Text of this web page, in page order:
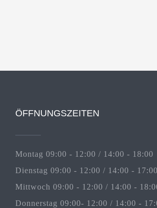
ÖFFNUNGSZEITEN
Montag 09:00 - 12:00 / 14:00 - 18:00
Dienstag 09:00 - 12:00 / 14:00 - 17:00
Mittwoch 09:00 - 12:00 / 14:00 -
Donnerstag 09:00- 12:00 / 14:00 -